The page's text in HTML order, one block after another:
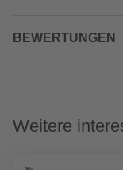
BEWERTUNGEN
Weitere